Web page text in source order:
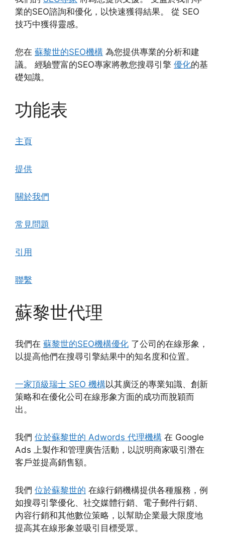
業的SEO諮詢和優化，以快速獲得結果。 從 SEO
技巧中獲得靈感。
您在 蘇黎世的SEO機構 為您提供專業的分析和建
議。 經驗豐富的SEO專家將教您搜尋引擎 優化的基
礎知識。
功能表
主頁
提供
關於我們
常見問題
引用
聯繫
蘇黎世代理
我們在 蘇黎世的SEO機構優化 了公司的在線形象，
以提高他們在搜尋引擎結果中的知名度和位置。
一家頂級瑞士 SEO 機構以其廣泛的專業知識、創新
策略和在優化公司在線形象方面的成功而脫穎而
出。
我們 位於蘇黎世的 Adwords 代理機構 在 Google
Ads 上製作和管理廣告活動，以説明商家吸引潛在
客戶並提高銷售額。
我們 位於蘇黎世的 在線行銷機構提供各種服務，例
如搜尋引擎優化、社交媒體行銷、電子郵件行銷、
內容行銷和其他數位策略，以幫助企業最大限度地
提高其在線形象並吸引目標受眾。